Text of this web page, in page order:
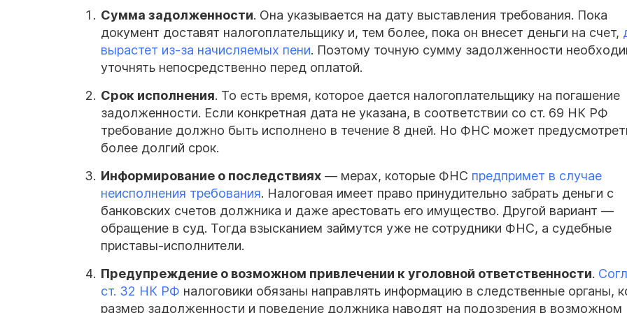
Сумма задолженности. Она указывается на дату выставления требования. Пока
документ доставят налогоплательщику и, тем более, пока он внесет деньги на счет,
вырастет из-за начисляемых пени. Поэтому точную сумму задолженности
уточнять непосредственно перед оплатой.
Срок исполнения. То есть время, которое дается налогоплательщику на погашение
задолженности. Если конкретная дата не указана, в соответствии со ст. 69 НК РФ
требование должно быть исполнено в течение 8 дней. Но ФНС может
более долгий срок.
Информирование о последствиях — мерах, которые ФНС предпримет в случае
неисполнения требования. Налоговая имеет право принудительно забрать деньги с
банковских счетов должника и даже арестовать его имущество. Другой вариант —
обращение в суд. Тогда взысканием займутся уже не сотрудники ФНС, а судебные
приставы-исполнители.
Предупреждение о возможном привлечении к уголовной ответственности.
ст. 32 НК РФ налоговики обязаны направлять информацию в следственные органы,
размер задолженности и поведение должника наводят на подозрения в возможном